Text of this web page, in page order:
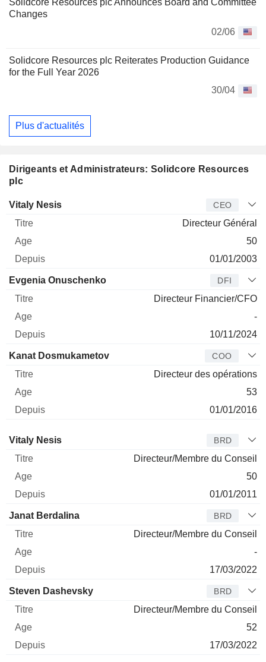
Solidcore Resources plc Announces Board and Committee
Changes
02/06
Solidcore Resources plc Reiterates Production Guidance
for the Full Year 2026
30/04
Plus d'actualités
Dirigeants et Administrateurs: Solidcore Resources
plc
Dirigeant Titre
Vitaly Nesis CEO
Directeur Général
50
01/01/2003
Evgenia Onuschenko DFI
Directeur Financier/CFO
-
10/11/2024
Kanat Dosmukametov COO
Directeur des opérations
53
01/01/2016
Administrateur
Vitaly Nesis BRD
Directeur/Membre du Conseil
50
01/01/2011
Janat Berdalina BRD
Directeur/Membre du Conseil
-
17/03/2022
Steven Dashevsky BRD
Directeur/Membre du Conseil
52
17/03/2022